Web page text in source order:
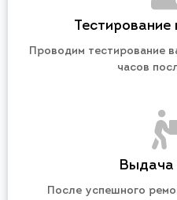
Тестирование
Проводим тестирование
часов
Выдача
После успешного